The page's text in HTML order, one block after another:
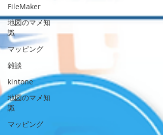
FileMaker
地図のマメ知
識
マッピング
雑談
kintone
地図のマメ知
識
マッピング